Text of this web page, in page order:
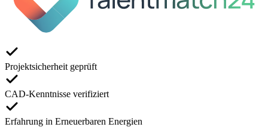
Projektsicherheit geprüft
CAD-Kenntnisse verifiziert
Erfahrung in Erneuerbaren Energien